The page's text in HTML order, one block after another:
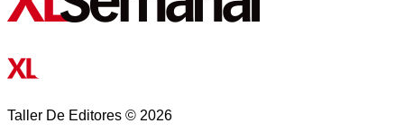
Taller De Editores © 2026